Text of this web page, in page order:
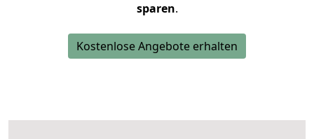
sparen.
Kostenlose Angebote erhalten